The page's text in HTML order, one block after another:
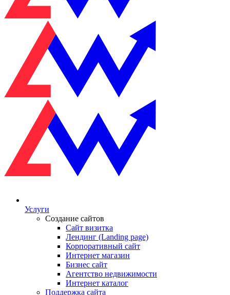
Услуги
Создание сайтов
Сайт визитка
Лендинг (Landing page)
Корпоративный сайт
Интернет магазин
Бизнес сайт
Агентство недвижимости
Интернет каталог
Поддержка сайта